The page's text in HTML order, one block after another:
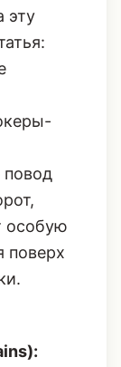
эту
повод
особую
поверх